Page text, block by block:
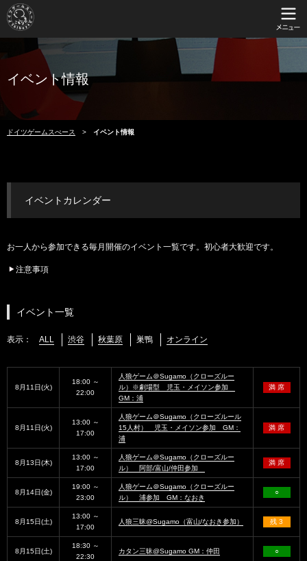
イベント情報
ドイツゲームスぺース イベント情報
イベントカレンダー
お一人から参加できる毎月開催のイベント一覧です。初心者大歓迎です。
注意事項
イベント一覧
表示： ALL 渋谷 秋葉原 巣鴨 オンライン
8月11日(火)
18:00 ～
22:00
人狼ゲーム＠Sugamo（クローズルー
ル）※劇場型 児玉・メイソン参加
GM：浦
満 席
8月11日(火)
13:00 ～
17:00
人狼ゲーム＠Sugamo（クローズルール
15人村） 児玉・メイソン参加 GM：
浦
満 席
8月13日(木)
13:00 ～
17:00
人狼ゲーム＠Sugamo（クローズルー
ル） 阿部/富山/仲田参加
満 席
8月14日(金)
19:00 ～
23:00
人狼ゲーム＠Sugamo（クローズルー
ル） 浦参加 GM：なおき
○
8月15日(土)
13:00 ～
17:00
人狼三昧@Sugamo（富山/なおき参加） 残 3
8月15日(土)
18:30 ～
22:30
カタン三昧@Sugamo GM：仲田 ○